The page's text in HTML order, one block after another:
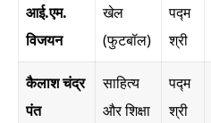
आई.एम.
विजयन
खेल
(फुटबॉल)
पद्म
श्री
कैलाश चंद्र
पंत
साहित्य
और शिक्षा
पद्म
श्री